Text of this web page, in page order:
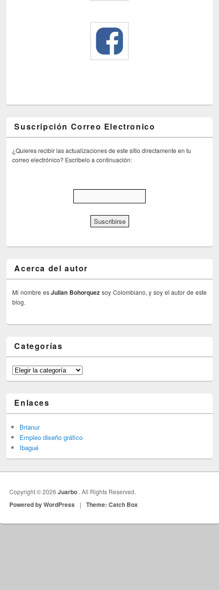
Suscripción Correo Electronico
¿Quieres recibir las actualizaciones de este sitio directamente en tu
correo electrónico? Escribelo a continuación:
Acerca del autor
Mi nombre esJulian Bohorquez soy Colombiano, y soy el autor de este
blog.
Categorías
Categorías
Enlaces
Brianur
Empleo diseño gráfico
Ibagué
Copyright © 2026Juarbo . All Rights Reserved.
Powered by WordPress | Theme: Catch Box